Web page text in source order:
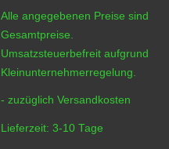
Alle angegebenen Preise sind
Gesamtpreise.
Umsatzsteuerbefreit aufgrund
Kleinunternehmerregelung.
- zuzüglich Versandkosten
Lieferzeit: 3-10 Tage